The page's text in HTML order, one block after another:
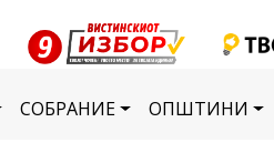
СОБРАНИЕ ОПШТИНИ